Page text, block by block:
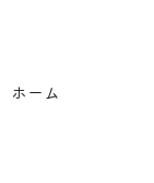
ホーム